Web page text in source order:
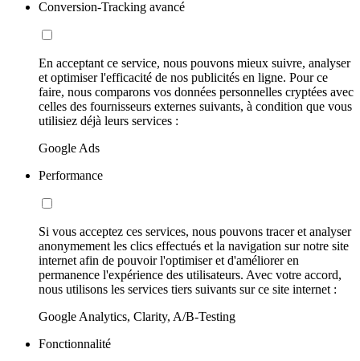
Conversion-Tracking avancé
En acceptant ce service, nous pouvons mieux suivre, analyser
et optimiser l'efficacité de nos publicités en ligne. Pour ce
faire, nous comparons vos données personnelles cryptées avec
celles des fournisseurs externes suivants, à condition que vous
utilisiez déjà leurs services :
Google Ads
Performance
Si vous acceptez ces services, nous pouvons tracer et analyser
anonymement les clics effectués et la navigation sur notre site
internet afin de pouvoir l'optimiser et d'améliorer en
permanence l'expérience des utilisateurs. Avec votre accord,
nous utilisons les services tiers suivants sur ce site internet :
Google Analytics, Clarity, A/B-Testing
Fonctionnalité